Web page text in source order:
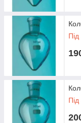
Виріб виготовлено з
Вого, здатного
температури.